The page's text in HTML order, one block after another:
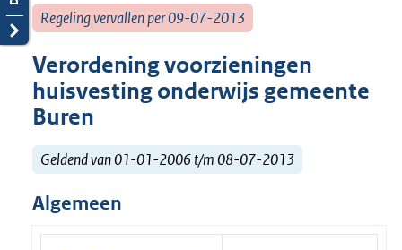
Regeling vervallen per 09-07-2013
Verordening voorzieningen
huisvesting onderwijs gemeente
Buren
Geldend van 01-01-2006 t/m 08-07-2013
Algemeen